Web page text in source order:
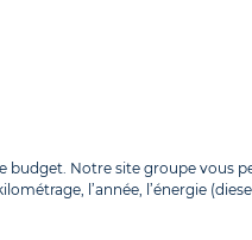
budget. Notre site groupe vous
l’année, l’énergie